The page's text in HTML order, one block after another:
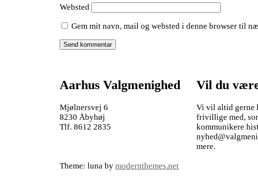
Websted
Gem mit navn, mail og websted i denne browser til
Aarhus Valgmenighed
Mjølnersvej 6
8230 Åbyhøj
Tlf. 8612 2835
Vil du
Vi vil altid gerne
frivillige med,
kommunikere
mere.
Theme: luna by modernthemes.net